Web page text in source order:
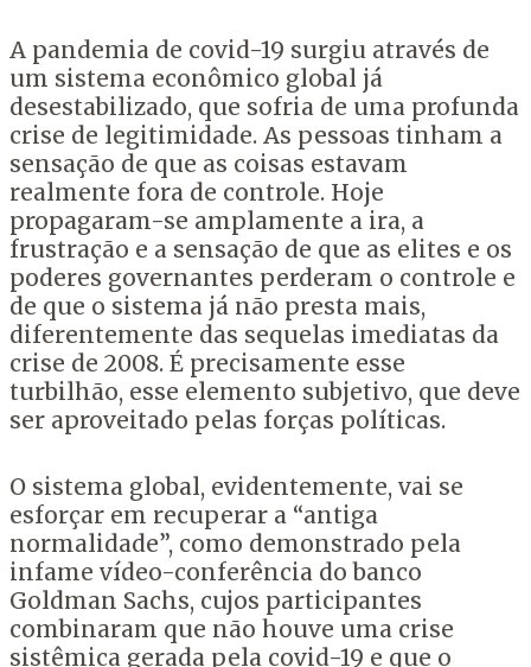
A pandemia de covid-19 surgiu através de
um sistema econômico global já
desestabilizado, que sofria de uma profunda
crise de legitimidade. As pessoas tinham a
sensação de que as coisas estavam
realmente fora de controle. Hoje
propagaram-se amplamente a ira, a
frustração e a sensação de que as elites e os
poderes governantes perderam o controle e
de que o sistema já não presta mais,
diferentemente das sequelas imediatas da
crise de 2008. É precisamente esse
turbilhão, esse elemento subjetivo, que deve
ser aproveitado pelas forças políticas.
O sistema global, evidentemente, vai se
esforçar em recuperar a “antiga
normalidade”, como demonstrado pela
infame vídeo-conferência do banco
Goldman Sachs, cujos participantes
combinaram que não houve uma crise
sistêmica gerada pela covid-19 e que o